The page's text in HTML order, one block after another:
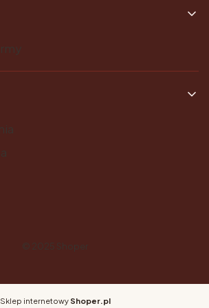
Sklep internetowy Shoper.pl